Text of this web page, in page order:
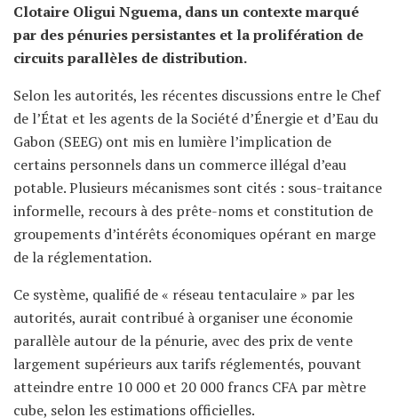
Clotaire Oligui Nguema, dans un contexte marqué
par des pénuries persistantes et la prolifération de
circuits parallèles de distribution.
Selon les autorités, les récentes discussions entre le Chef
de l’État et les agents de la Société d’Énergie et d’Eau du
Gabon (SEEG) ont mis en lumière l’implication de
certains personnels dans un commerce illégal d’eau
potable. Plusieurs mécanismes sont cités : sous-traitance
informelle, recours à des prête-noms et constitution de
groupements d’intérêts économiques opérant en marge
de la réglementation.
Ce système, qualifié de « réseau tentaculaire » par les
autorités, aurait contribué à organiser une économie
parallèle autour de la pénurie, avec des prix de vente
largement supérieurs aux tarifs réglementés, pouvant
atteindre entre 10 000 et 20 000 francs CFA par mètre
cube, selon les estimations officielles.